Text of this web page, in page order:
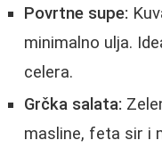
Povrtne supe:
minimalno ulja.
celera.
Grčka salata:
masline, feta sir i